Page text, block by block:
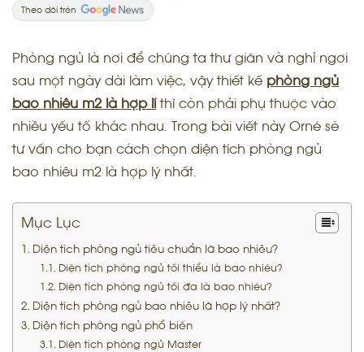
Theo dõi trên
Phòng ngủ là nơi để chúng ta thư giãn và nghỉ ngơi
sau một ngày dài làm việc, vậy thiết kế phòng ngủ
bao nhiêu m2 là hợp líthì còn phải phụ thuộc vào
nhiều yếu tố khác nhau. Trong bài viết này Orné sẽ
tư vấn cho bạn cách chọn diện tích phòng ngủ
bao nhiêu m2 là hợp lý nhất.
Mục Lục
Diện tích phòng ngủ tiêu chuẩn là bao nhiêu?
Diện tích phòng ngủ tối thiểu là bao nhiêu?
Diện tích phòng ngủ tối đa là bao nhiêu?
Diện tích phòng ngủ bao nhiêu là hợp lý nhất?
Diện tích phòng ngủ phổ biến
Diện tích phòng ngủ Master